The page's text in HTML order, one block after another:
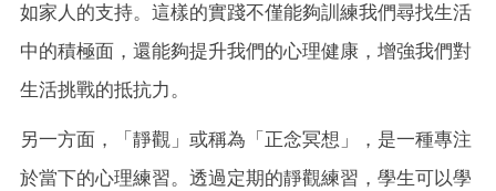
如家人的支持。這樣的實踐不僅能夠訓練我們尋找生活
中的積極面，還能夠提升我們的心理健康，增強我們對
生活挑戰的抵抗力。
另一方面，「靜觀」或稱為「正念冥想」，是一種專注
於當下的心理練習。透過定期的靜觀練習，學生可以學